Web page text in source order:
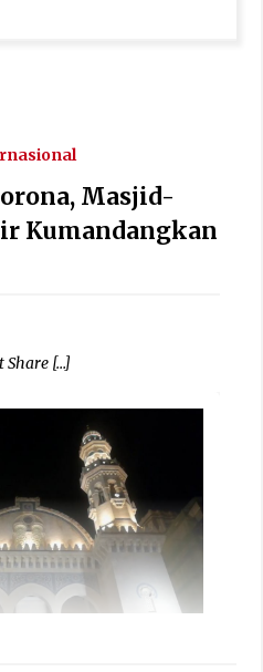
Masjid-
Kumandangkan
Share […]